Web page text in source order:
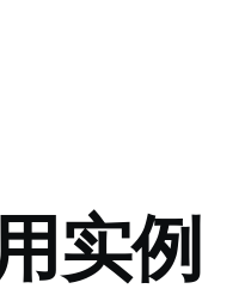
实例